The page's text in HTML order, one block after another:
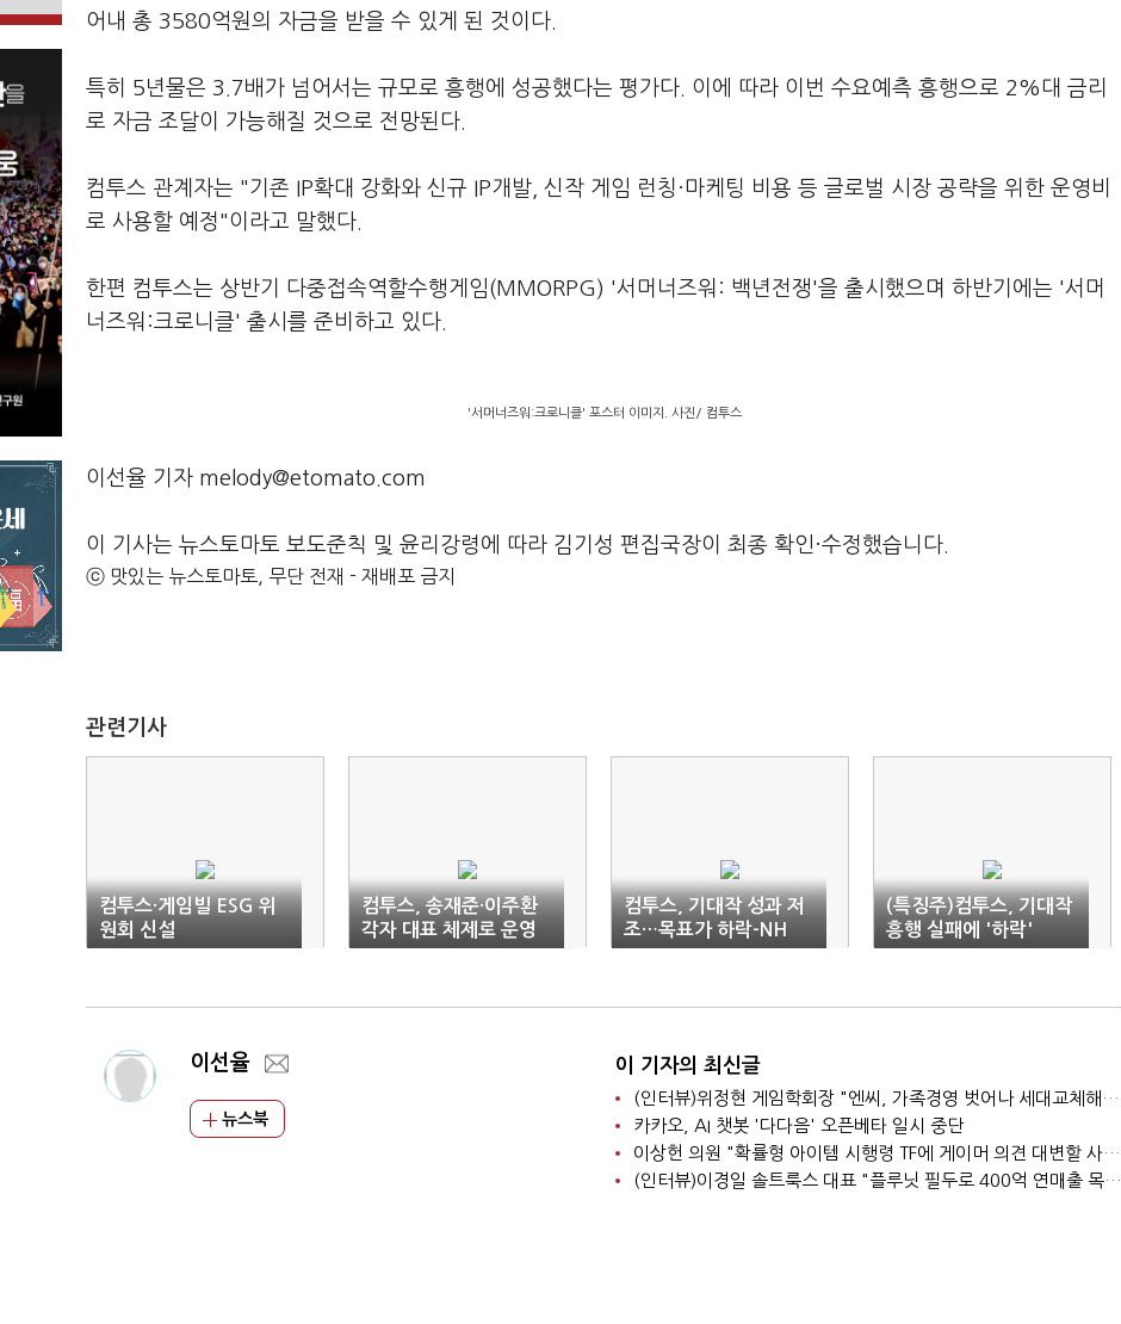
어내 총 3580억원의 자금을 받을 수 있게 된 것이다.
특히 5년물은 3.7배가 넘어서는 규모로 흥행에 성공했다는 평가다. 이에 따라 이번 수요예측 흥행으로 2%대 금리
로 자금 조달이 가능해질 것으로 전망된다.
컴투스 관계자는 "기존 IP확대 강화와 신규 IP개발, 신작 게임 런칭·마케팅 비용 등 글로벌 시장 공략을 위한 운영비
로 사용할 예정"이라고 말했다.
한편 컴투스는 상반기 다중접속역할수행게임(MMORPG) '서머너즈워: 백년전쟁'을 출시했으며 하반기에는 '서머
너즈워:크로니클' 출시를 준비하고 있다.
'서머너즈워:크로니클' 포스터 이미지. 사진/ 컴투스
이선율 기자 melody@etomato.com
이 기사는 뉴스토마토 보도준칙 및 윤리강령에 따라 김기성 편집국장이 최종 확인·수정했습니다.
ⓒ 맛있는 뉴스토마토, 무단 전재 - 재배포 금지
관련기사
컴투스·게임빌 ESG 위
원회 신설
컴투스, 송재준·이주환
각자 대표 체제로 운영
컴투스, 기대작 성과 저
조…목표가 하락-NH
(특징주)컴투스, 기대작
흥행 실패에 '하락'
이선율
뉴스북
이 기자의 최신글
(인터뷰)위정현 게임학회장 "엔씨, 가족경영 벗어나 세대교체해야"
카카오, AI 챗봇 '다다음' 오픈베타 일시 중단
이상헌 의원 "확률형 아이템 시행령 TF에 게이머 의견 대변할 사람 없어"
(인터뷰)이경일 솔트룩스 대표 "플루닛 필두로 400억 연매출 목표"